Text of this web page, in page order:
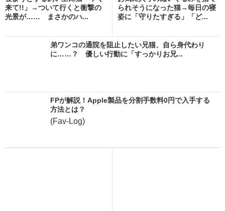
来て!!」→ついて行くと衝撃の
光景が…… まさかのハ...
られそうになった猫→毎日の寝
姿に「守りたすぎる」「ど...
弟ワンコの通院を阻止したい兄猫、自ら身代わり
に……？ 優しい行動に「すっかりお兄...
FPが解説！Apple製品を分割手数料0円で入手する
方法とは？
(Fav-Log)